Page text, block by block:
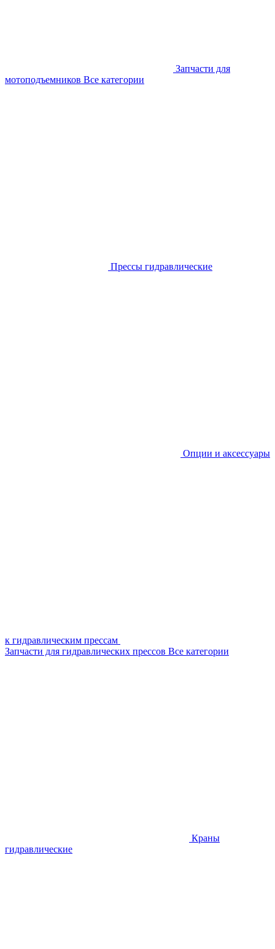
Запчасти для
мотоподъемников Все категории
Прессы гидравлические
Опции и аксессуары
к гидравлическим прессам
Запчасти для гидравлических прессов Все категории
Краны
гидравлические